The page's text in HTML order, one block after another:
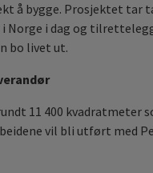
å bygge. Prosjektet tar
Norge i dag og
bo livet ut.
11 400 kvadratmeter
vil bli utført med